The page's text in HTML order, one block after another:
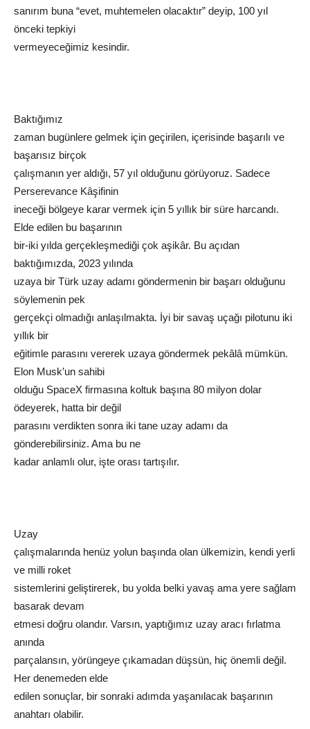
sanırım buna “evet, muhtemelen olacaktır” deyip, 100 yıl
önceki tepkiyi
vermeyeceğimiz kesindir.
Baktığımız
zaman bugünlere gelmek için geçirilen, içerisinde başarılı ve
başarısız birçok
çalışmanın yer aldığı, 57 yıl olduğunu görüyoruz. Sadece
Perserevance Kâşifinin
ineceği bölgeye karar vermek için 5 yıllık bir süre harcandı.
Elde edilen bu başarının
bir-iki yılda gerçekleşmediği çok aşikâr. Bu açıdan
baktığımızda, 2023 yılında
uzaya bir Türk uzay adamı göndermenin bir başarı olduğunu
söylemenin pek
gerçekçi olmadığı anlaşılmakta. İyi bir savaş uçağı pilotunu iki
yıllık bir
eğitimle parasını vererek uzaya göndermek pekâlâ mümkün.
Elon Musk’un sahibi
olduğu SpaceX firmasına koltuk başına 80 milyon dolar
ödeyerek, hatta bir değil
parasını verdikten sonra iki tane uzay adamı da
gönderebilirsiniz. Ama bu ne
kadar anlamlı olur, işte orası tartışılır.
Uzay
çalışmalarında henüz yolun başında olan ülkemizin, kendi yerli
ve milli roket
sistemlerini geliştirerek, bu yolda belki yavaş ama yere sağlam
basarak devam
etmesi doğru olandır. Varsın, yaptığımız uzay aracı fırlatma
anında
parçalansın, yörüngeye çıkamadan düşsün, hiç önemli değil.
Her denemeden elde
edilen sonuçlar, bir sonraki adımda yaşanılacak başarının
anahtarı olabilir.